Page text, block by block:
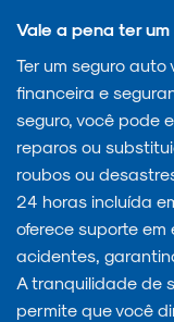
Vale a pena ter
Ter um seguro
financeira e
seguro, você pode
reparos ou
roubos ou
24 horas incluída
oferece suporte em
acidentes,
A tranquilidade de
permite que você